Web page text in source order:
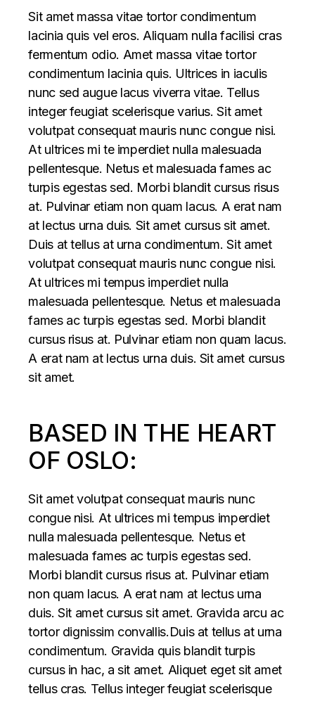
Sit amet massa vitae tortor condimentum
lacinia quis vel eros. Aliquam nulla facilisi cras
fermentum odio. Amet massa vitae tortor
condimentum lacinia quis. Ultrices in iaculis
nunc sed augue lacus viverra vitae. Tellus
integer feugiat scelerisque varius. Sit amet
volutpat consequat mauris nunc congue nisi.
At ultrices mi te imperdiet nulla malesuada
pellentesque. Netus et malesuada fames ac
turpis egestas sed. Morbi blandit cursus risus
at. Pulvinar etiam non quam lacus. A erat nam
at lectus urna duis. Sit amet cursus sit amet.
Duis at tellus at urna condimentum. Sit amet
volutpat consequat mauris nunc congue nisi.
At ultrices mi tempus imperdiet nulla
malesuada pellentesque. Netus et malesuada
fames ac turpis egestas sed. Morbi blandit
cursus risus at. Pulvinar etiam non quam lacus.
A erat nam at lectus urna duis. Sit amet cursus
sit amet.
BASED IN THE HEART
OF OSLO:
Sit amet volutpat consequat mauris nunc
congue nisi. At ultrices mi tempus imperdiet
nulla malesuada pellentesque. Netus et
malesuada fames ac turpis egestas sed.
Morbi blandit cursus risus at. Pulvinar etiam
non quam lacus. A erat nam at lectus urna
duis. Sit amet cursus sit amet. Gravida arcu ac
tortor dignissim convallis.Duis at tellus at urna
condimentum. Gravida quis blandit turpis
cursus in hac, a sit amet. Aliquet eget sit amet
tellus cras. Tellus integer feugiat scelerisque